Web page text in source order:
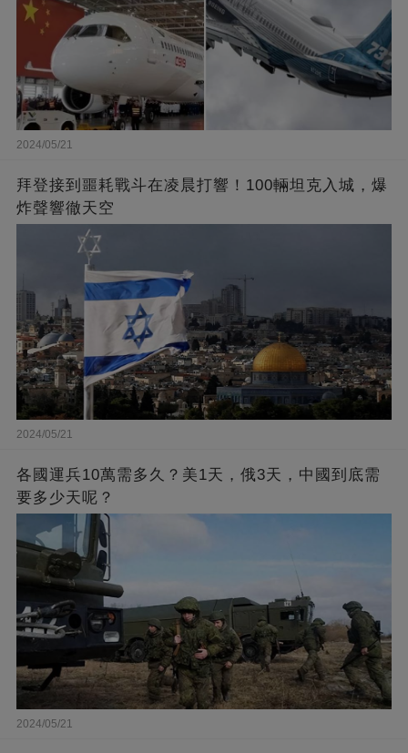
2024/05/21
拜登接到噩耗戰斗在凌晨打響！100輛坦克入城，爆
炸聲響徹天空
2024/05/21
各國運兵10萬需多久？美1天，俄3天，中國到底需
要多少天呢？
2024/05/21